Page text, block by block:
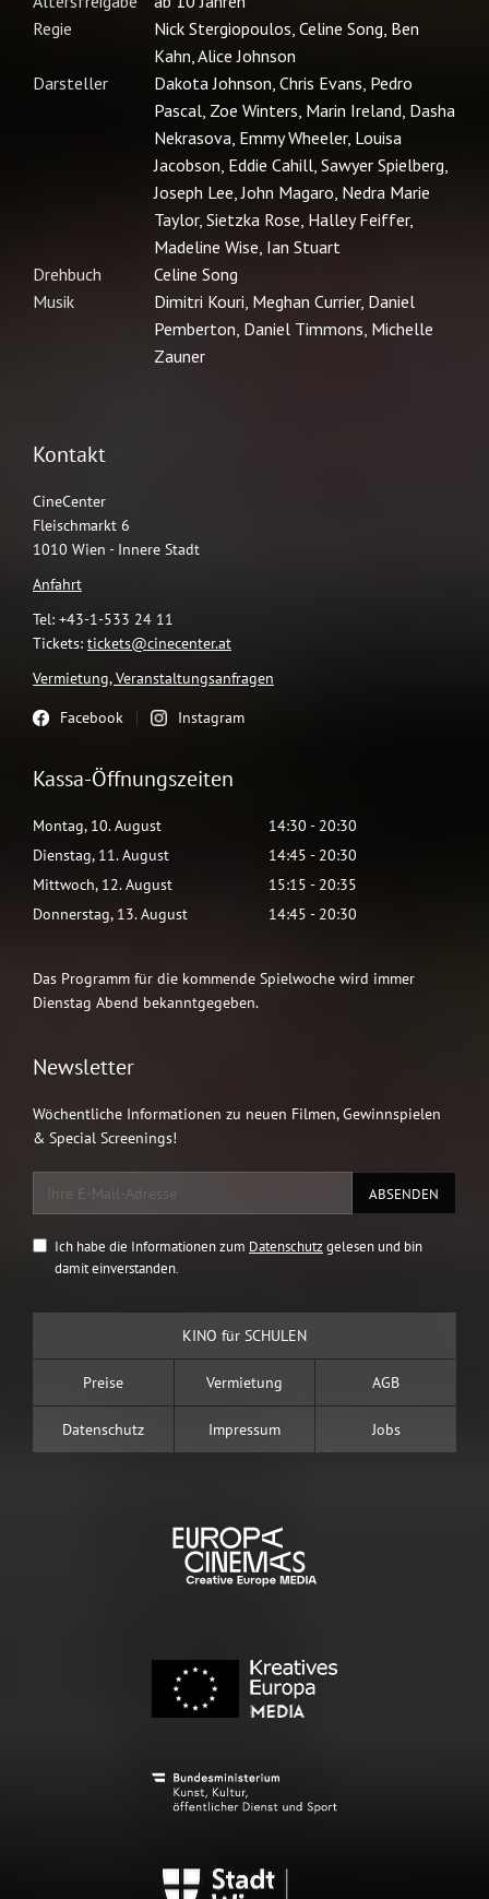
Kontakt
CineCenter
Fleischmarkt 6
1010 Wien - Innere Stadt
Anfahrt
Tel: +43-1-533 24 11
Tickets: tickets@cinecenter.at
Vermietung, Veranstaltungsanfragen
Facebook Instagram
Kassa-Öffnungszeiten
Montag, 10.August 14:30 - 20:30
Dienstag, 11.August 14:45 - 20:30
Mittwoch, 12.August 15:15 - 20:35
Donnerstag, 13.August 14:45 - 20:30
Das Programm für die kommende Spielwoche wird immer
Dienstag Abend bekanntgegeben.
Newsletter
Wöchentliche Informationen zu neuen Filmen, Gewinnspielen
& Special Screenings!
Ich habe die Informationen zum Datenschutzgelesen und bin
damit einverstanden.
KINO für SCHULEN
Preise Vermietung AGB
Datenschutz Impressum Jobs